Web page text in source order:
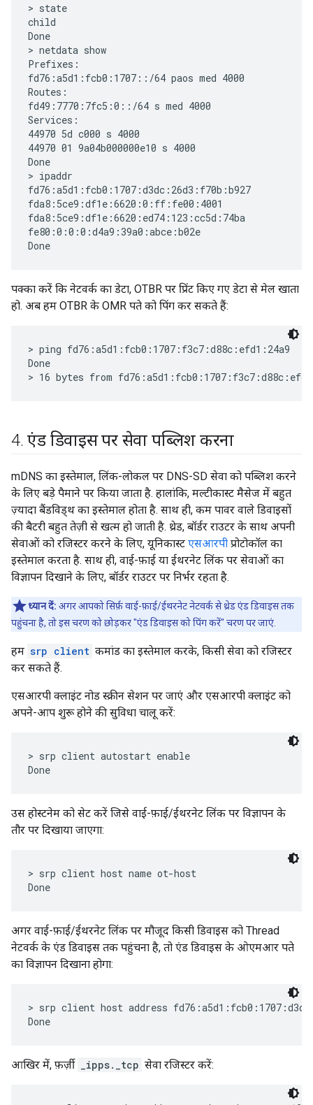
> state
child
Done
> netdata show
Prefixes:
fd76:a5d1:fcb0:1707::/64 paos med 4000
Routes:
fd49:7770:7fc5:0::/64 s med 4000
Services:
44970 5d c000 s 4000
44970 01 9a04b000000e10 s 4000
Done
> ipaddr
fd76:a5d1:fcb0:1707:d3dc:26d3:f70b:b927
fda8:5ce9:df1e:6620:0:ff:fe00:4001
fda8:5ce9:df1e:6620:ed74:123:cc5d:74ba
fe80:0:0:0:d4a9:39a0:abce:b02e
पक्का करें कि नेटवर्क का डेटा, OTBR पर प्रिंट किए गए डेटा से मेल खाता
हो. अब हम OTBR के OMR पते को पिंग कर सकते हैं:
> ping fd76:a5d1:fcb0:1707:f3c7:d88c:efd1:24a9
Done
4. एंड डिवाइस पर सेवा पब्लिश करना
mDNS का इस्तेमाल, लिंक-लोकल पर DNS-SD सेवा को पब्लिश करने
के लिए बड़े पैमाने पर किया जाता है. हालांकि, मल्टीकास्ट मैसेज में बहुत
ज़्यादा बैंडविड्थ का इस्तेमाल होता है. साथ ही, कम पावर वाले डिवाइसों
की बैटरी बहुत तेज़ी से खत्म हो जाती है. थ्रेड, बॉर्डर राउटर के साथ अपनी
सेवाओं को रजिस्टर करने के लिए, यूनिकास्ट एसआरपी प्रोटोकॉल का
इस्तेमाल करता है. साथ ही, वाई-फ़ाई या ईथरनेट लिंक पर सेवाओं का
विज्ञापन दिखाने के लिए, बॉर्डर राउटर पर निर्भर रहता है.
ध्यान दें: अगर आपको सिर्फ़ वाई-फ़ाई/ईथरनेट नेटवर्क से थ्रेड एंड डिवाइस तक
पहुंचना है, तो इस चरण को छोड़कर "एंड डिवाइस को पिंग करें" चरण पर जाएं.
हम srp client कमांड का इस्तेमाल करके, किसी सेवा को रजिस्टर
कर सकते हैं.
एसआरपी क्लाइंट नोड स्क्रीन सेशन पर जाएं और एसआरपी क्लाइंट को
अपने-आप शुरू होने की सुविधा चालू करें:
> srp client autostart enable
उस होस्टनेम को सेट करें जिसे वाई-फ़ाई/ईथरनेट लिंक पर विज्ञापन के
तौर पर दिखाया जाएगा:
> srp client host name ot-host
अगर वाई-फ़ाई/ईथरनेट लिंक पर मौजूद किसी डिवाइस को Thread
नेटवर्क के एंड डिवाइस तक पहुंचना है, तो एंड डिवाइस के ओएमआर पते
का विज्ञापन दिखाना होगा:
> srp client host address
आखिर में, फ़र्ज़ी _ipps._tcp सेवा रजिस्टर करें: